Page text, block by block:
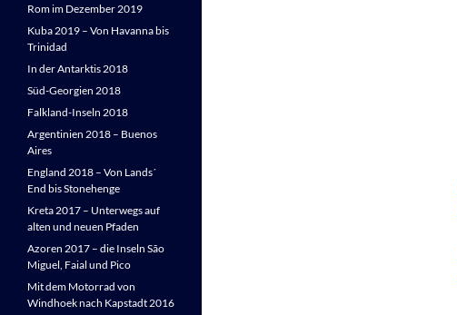
Rom im Dezember 2019
Kuba 2019 – Von Havanna bis
Trinidad
In der Antarktis 2018
Süd-Georgien 2018
Falkland-Inseln 2018
Argentinien 2018 – Buenos
Aires
England 2018 – Von Lands´
End bis Stonehenge
Kreta 2017 – Unterwegs auf
alten und neuen Pfaden
Azoren 2017 – die Inseln São
Miguel, Faial und Pico
Mit dem Motorrad von
Windhoek nach Kapstadt 2016